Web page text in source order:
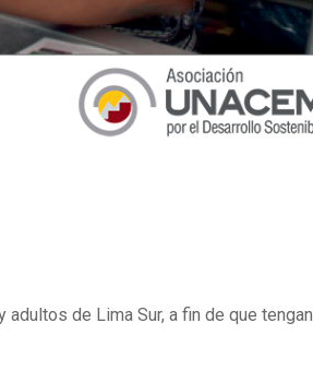
de Lima Sur, a fin de que tengan